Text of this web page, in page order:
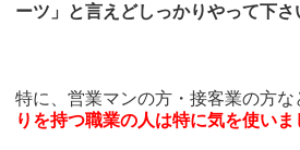
ーツ」と言えどしっかりやって下さ
特に、営業マンの方・接客業の方な
りを持つ職業の人は特に気を使いま